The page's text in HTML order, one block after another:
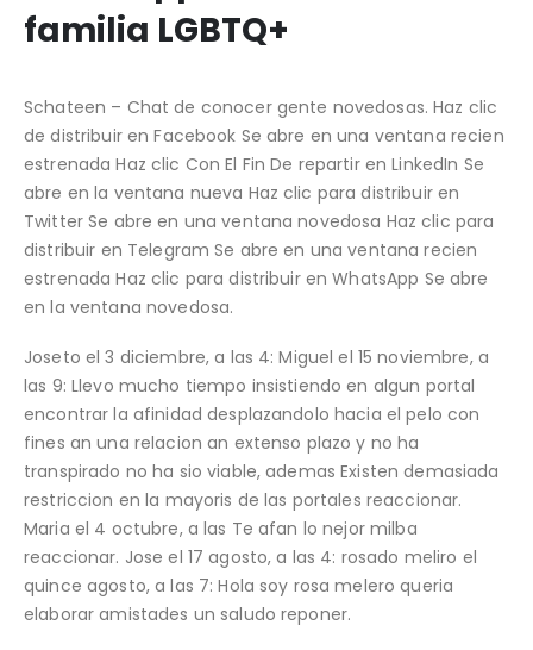
familia LGBTQ+
Schateen – Chat de conocer gente novedosas. Haz clic
de distribuir en Facebook Se abre en una ventana recien
estrenada Haz clic Con El Fin De repartir en LinkedIn Se
abre en la ventana nueva Haz clic para distribuir en
Twitter Se abre en una ventana novedosa Haz clic para
distribuir en Telegram Se abre en una ventana recien
estrenada Haz clic para distribuir en WhatsApp Se abre
en la ventana novedosa.
Joseto el 3 diciembre, a las 4: Miguel el 15 noviembre, a
las 9: Llevo mucho tiempo insistiendo en algun portal
encontrar la afinidad desplazandolo hacia el pelo con
fines an una relacion an extenso plazo y no ha
transpirado no ha sio viable, ademas Existen demasiada
restriccion en la mayoris de las portales reaccionar.
Maria el 4 octubre, a las Te afan lo nejor milba
reaccionar. Jose el 17 agosto, a las 4: rosado meliro el
quince agosto, a las 7: Hola soy rosa melero queria
elaborar amistades un saludo reponer.